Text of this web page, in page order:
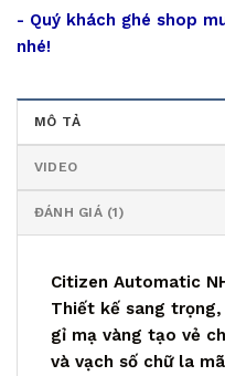
- Quý khách ghé shop
nhé!
MÔ TẢ
VIDEO
ĐÁNH GIÁ (1)
Citizen Automatic
Thiết kế sang
gỉ mạ vàng tạo vẻ
và vạch số chữ la